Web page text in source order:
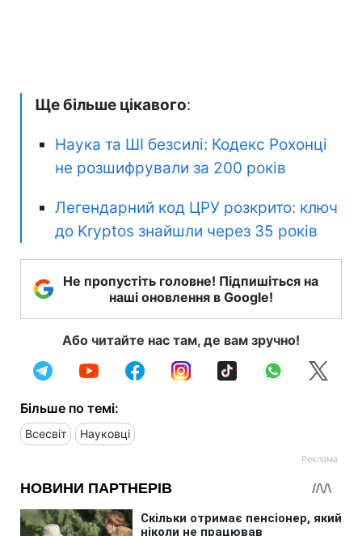
Ще більше цікавого:
Наука та ШІ безсилі: Кодекс Рохонці
не розшифрували за 200 років
Легендарний код ЦРУ розкрито: ключ
до Kryptos знайшли через 35 років
Не пропустіть головне! Підпишіться на
наші оновлення в Google!
Або читайте нас там, де вам зручно!
Більше по темі:
Всесвіт Науковці